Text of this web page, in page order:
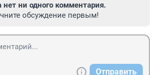
нет ни одного комментария.
обсуждение первым!
Отправить